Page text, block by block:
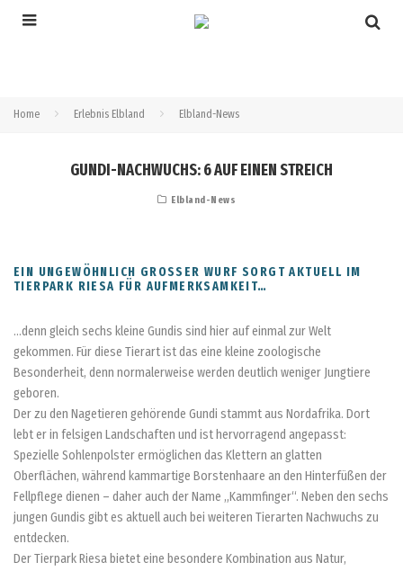
Home Erlebnis Elbland Elbland-News
GUNDI-NACHWUCHS: 6 AUF EINEN STREICH
Elbland-News
EIN UNGEWÖHNLICH GROSSER WURF SORGT AKTUELL IM T
IERPARK RIESA FÜR AUFMERKSAMKEIT…
…denn gleich sechs kleine Gundis sind hier auf einmal zur Welt
gekommen. Für diese Tierart ist das eine kleine zoologische
Besonderheit, denn normalerweise werden deutlich weniger Jungtiere
geboren.
Der zu den Nagetieren gehörende Gundi stammt aus Nordafrika. Dort
lebt er in felsigen Landschaften und ist hervorragend angepasst:
Spezielle Sohlenpolster ermöglichen das Klettern an glatten
Oberflächen, während kammartige Borstenhaare an den Hinterfüßen der
Fellpflege dienen – daher auch der Name „Kammfinger“. Neben den sechs
jungen Gundis gibt es aktuell auch bei weiteren Tierarten Nachwuchs zu
entdecken.
Der Tierpark Riesa bietet eine besondere Kombination aus Natur,